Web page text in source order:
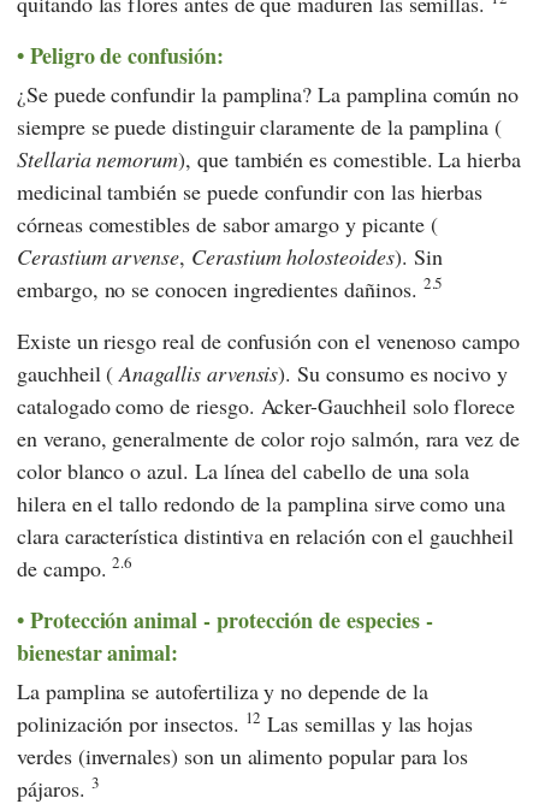
Peligro de confusión:
¿Se puede confundir la pamplina? La pamplina común no
siempre se puede distinguir claramente de la pamplina (
Stellaria nemorum), que también es comestible. La hierba
medicinal también se puede confundir con las hierbas
córneas comestibles de sabor amargo y picante (
Cerastium arvense, Cerastium holosteoides). Sin
embargo, no se conocen ingredientes dañinos. 2.5
Existe un riesgo real de confusión con el venenoso campo
gauchheil (Anagallis arvensis). Su consumo es nocivo y
catalogado como de riesgo. Acker-Gauchheil solo florece
en verano, generalmente de color rojo salmón, rara vez de
color blanco o azul. La línea del cabello de una sola
hilera en el tallo redondo de la pamplina sirve como una
clara característica distintiva en relación con el gauchheil
de campo.2.6
Protección animal - protección de especies -
bienestar animal:
La pamplina se autofertiliza y no depende de la
polinización por insectos. 12 Las semillas y las hojas
verdes (invernales) son un alimento popular para los
pájaros. 3